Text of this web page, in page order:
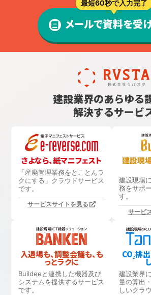
最短60秒で入力完了
メールで資料を受
建設業界のあらゆる
解決するサービ
さよなら、紙マニフェスト
「産廃管理業務をとことんラ
クにする」 クラウドサービス
です。
サービスサイトを見る
建設現
建設現場
務をサポ
す。
サービ
入退場も、調整会議も、も
っとラクに
Buildeeと連携した機器及び
システムを提供するサービス
です。
CO₂排
建設業界
量の算出
しいクラ